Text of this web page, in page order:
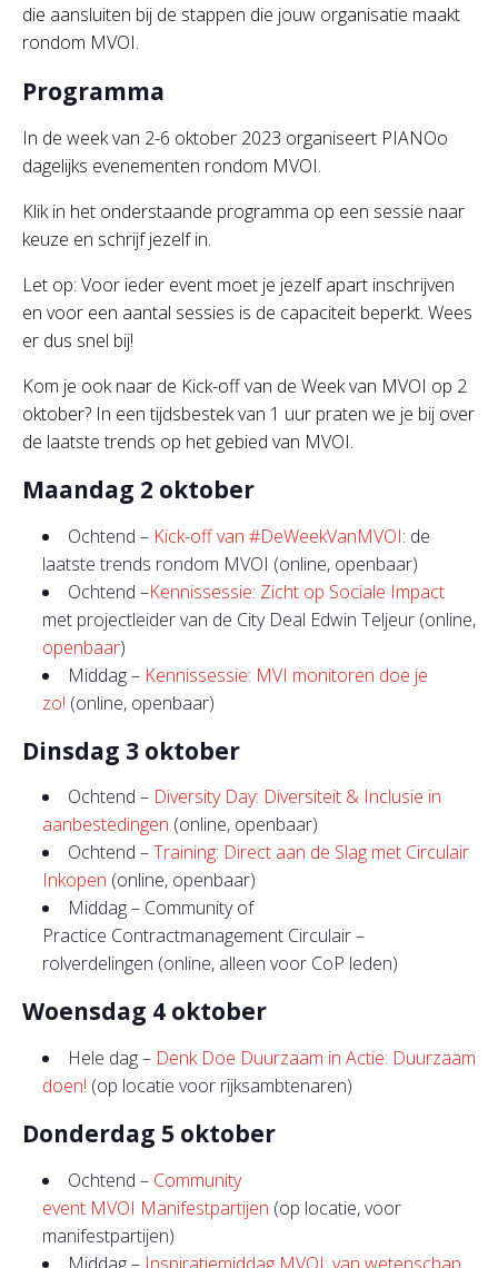
die aansluiten bij de stappen die jouw organisatie maakt
rondom MVOI.
Programma
In de week van 2-6 oktober 2023 organiseert PIANOo
dagelijks evenementen rondom MVOI.
Klik in het onderstaande programma op een sessie naar
keuze en schrijf jezelf in.
Let op: Voor ieder event moet je jezelf apart inschrijven
en voor een aantal sessies is de capaciteit beperkt. Wees
er dus snel bij!
Kom je ook naar de Kick-off van de Week van MVOI op 2
oktober? In een tijdsbestek van 1 uur praten we je bij over
de laatste trends op het gebied van MVOI.
Maandag 2 oktober
Ochtend – Kick-off van #DeWeekVanMVOI: de
laatste trends rondom MVOI (online, openbaar)
Ochtend –Kennissessie: Zicht op Sociale Impact
met projectleider van de City Deal Edwin Teljeur (online,
openbaar)
Middag – Kennissessie: MVI monitoren doe je
zo! (online, openbaar)
Dinsdag 3 oktober
Ochtend – Diversity Day: Diversiteit & Inclusie in
aanbestedingen (online, openbaar)
Ochtend –Training: Direct aan de Slag met Circulair
Inkopen (online, openbaar)
Middag – Community of
Practice Contractmanagement Circulair –
rolverdelingen (online, alleen voor CoP leden)
Woensdag 4 oktober
Hele dag – Denk Doe Duurzaam in Actie: Duurzaam
doen! (op locatie voor rijksambtenaren)
Donderdag 5 oktober
Ochtend – Community
event MVOI Manifestpartijen (op locatie, voor
manifestpartijen)